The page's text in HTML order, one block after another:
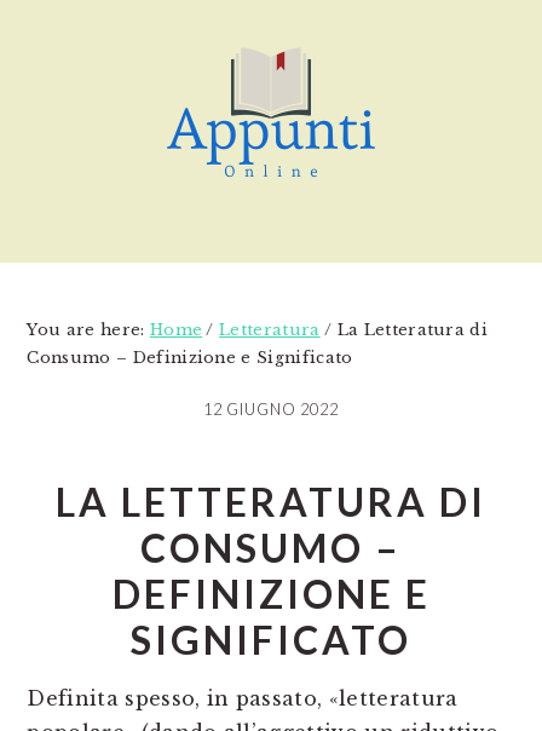
You are here: Home / Letteratura / La Letteratura di
Consumo – Definizione e Significato
12 GIUGNO 2022
LA LETTERATURA DI
CONSUMO –
DEFINIZIONE E
SIGNIFICATO
Definita spesso, in passato, «letteratura